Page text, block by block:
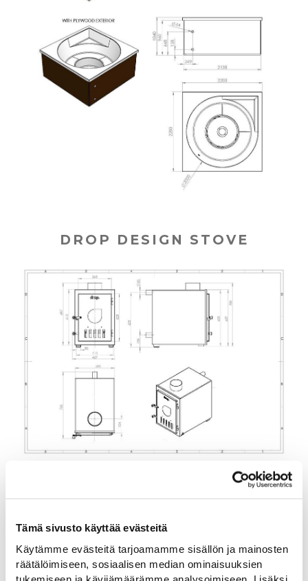
Tämä sivusto käyttää evästeitä
Käytämme evästeitä tarjoamamme sisällön ja mainosten
räätälöimiseen, sosiaalisen median ominaisuuksien
DROP DESIGN STOVE
DROP DESIGN FIRE